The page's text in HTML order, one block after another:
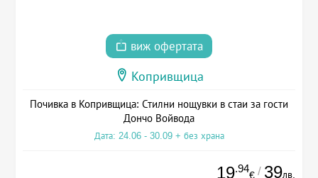
виж офертата
Копривщица
Почивка в Копривщица: Стилни нощувки в стаи за гости
Дончо Войвода
Дата: 24.06 - 30.09 + без храна
19.94
€ / 39лв.